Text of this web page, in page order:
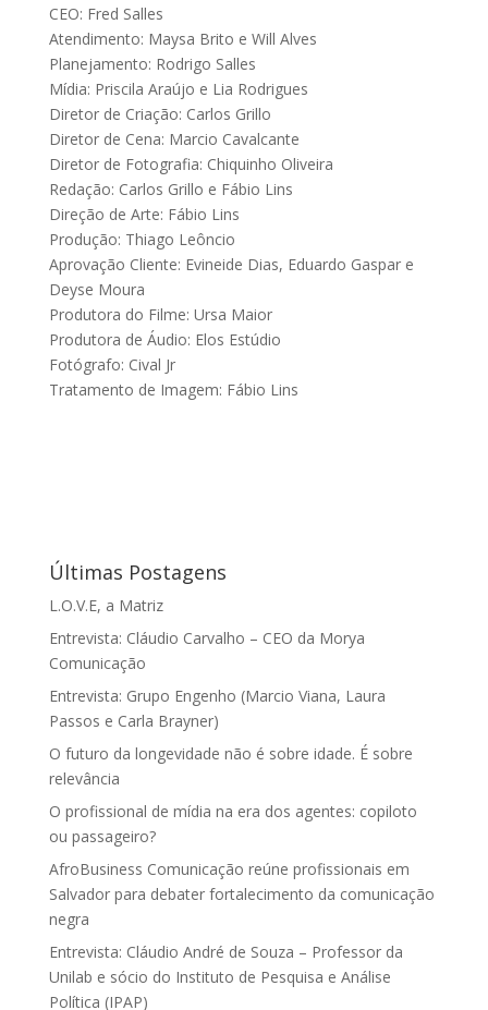
CEO: Fred Salles
Atendimento: Maysa Brito e Will Alves
Planejamento: Rodrigo Salles
Mídia: Priscila Araújo e Lia Rodrigues
Diretor de Criação: Carlos Grillo
Diretor de Cena: Marcio Cavalcante
Diretor de Fotografia: Chiquinho Oliveira
Redação: Carlos Grillo e Fábio Lins
Direção de Arte: Fábio Lins
Produção: Thiago Leôncio
Aprovação Cliente: Evineide Dias, Eduardo Gaspar e
Deyse Moura
Produtora do Filme: Ursa Maior
Produtora de Áudio: Elos Estúdio
Fotógrafo: Cival Jr
Tratamento de Imagem: Fábio Lins
Últimas Postagens
L.O.V.E, a Matriz
Entrevista: Cláudio Carvalho – CEO da Morya
Comunicação
Entrevista: Grupo Engenho (Marcio Viana, Laura
Passos e Carla Brayner)
O futuro da longevidade não é sobre idade. É sobre
relevância
O profissional de mídia na era dos agentes: copiloto
ou passageiro?
AfroBusiness Comunicação reúne profissionais em
Salvador para debater fortalecimento da comunicação
negra
Entrevista: Cláudio André de Souza – Professor da
Unilab e sócio do Instituto de Pesquisa e Análise
Política (IPAP)